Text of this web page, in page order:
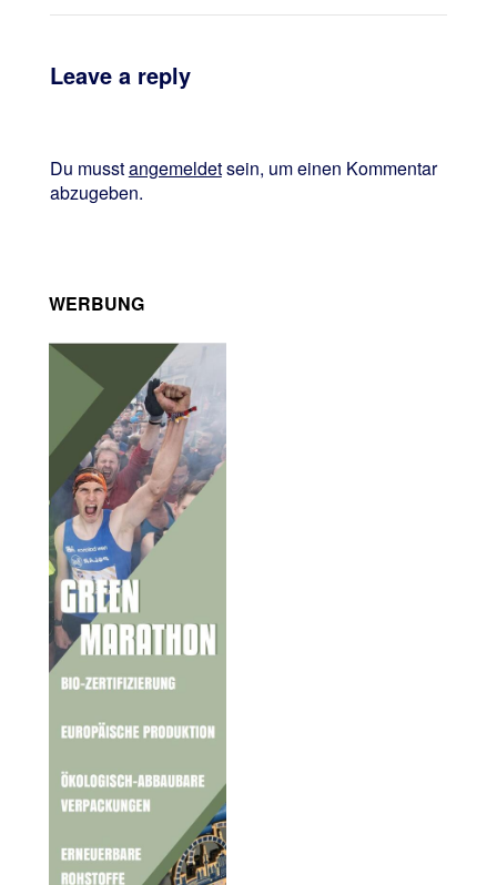
Leave a reply
Du musstangemeldetsein, um einen Kommentar
abzugeben.
WERBUNG